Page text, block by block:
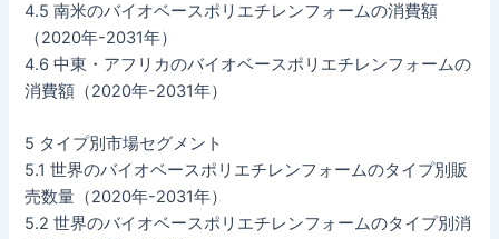
4.5 南米のバイオベースポリエチレンフォームの消費額
（2020年-2031年）
4.6 中東・アフリカのバイオベースポリエチレンフォームの
消費額（2020年-2031年）
5 タイプ別市場セグメント
5.1 世界のバイオベースポリエチレンフォームのタイプ別販
売数量（2020年-2031年）
5.2 世界のバイオベースポリエチレンフォームのタイプ別消